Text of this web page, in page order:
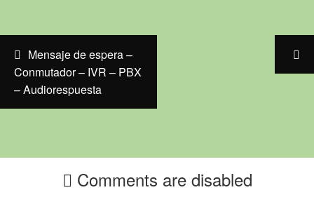
Post navigation
Mensaje de espera –
Conmutador – IVR – PBX
– Audiorespuesta
Comments are disabled